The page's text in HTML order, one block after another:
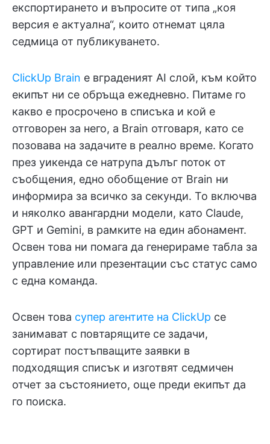
експортирането и въпросите от типа „коя
версия е актуална“, които отнемат цяла
седмица от публикуването.
ClickUp Brain е вграденият AI слой, към който
екипът ни се обръща ежедневно. Питаме го
какво е просрочено в списъка и кой е
отговорен за него, а Brain отговаря, като се
позовава на задачите в реално време. Когато
през уикенда се натрупа дълъг поток от
съобщения, едно обобщение от Brain ни
информира за всичко за секунди. То включва
и няколко авангардни модели, като Claude,
GPT и Gemini, в рамките на един абонамент.
Освен това ни помага да генерираме табла за
управление или презентации със статус само
с една команда.
Освен това супер агентите на ClickUp се
занимават с повтарящите се задачи,
сортират постъпващите заявки в
подходящия списък и изготвят седмичен
отчет за състоянието, още преди екипът да
го поиска.